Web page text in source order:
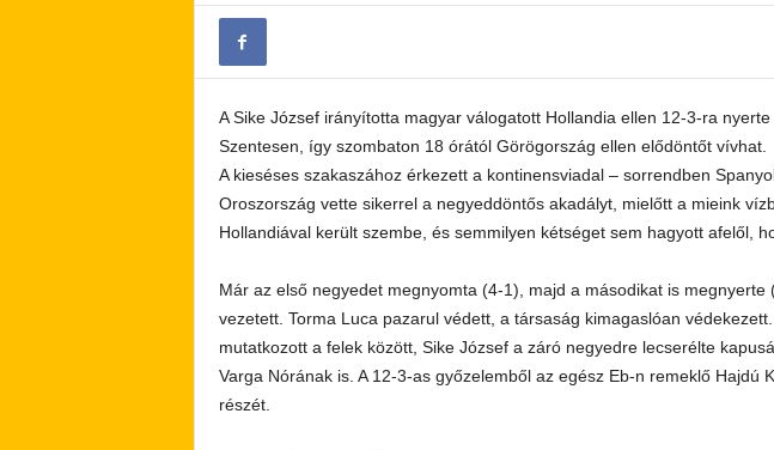
A Sike József irányította magyar válogatott Hollandia ellen 12-3-ra
Szentesen, így szombaton 18 órától Görögország ellen elődöntőt vívhat.
A kieséses szakaszához érkezett a kontinensviadal – sorrendben
Oroszország vette sikerrel a negyeddöntős akadályt, mielőtt a mieink
Hollandiával került szembe, és semmilyen kétséget sem hagyott afelől,
Már az első negyedet megnyomta (4-1), majd a másodikat is
vezetett. Torma Luca pazarul védett, a társaság kimagaslóan
mutatkozott a felek között, Sike József a záró negyedre lecserélte
Varga Nórának is. A 12-3-as győzelemből az egész Eb-n remeklő Hajdú
részét.